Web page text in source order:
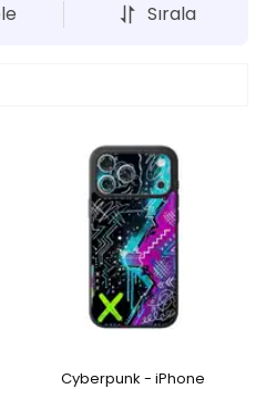
Sırala
Cyberpunk - iPhone